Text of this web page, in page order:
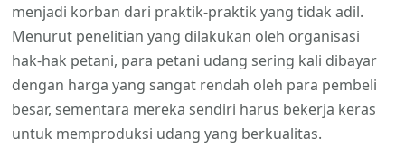
menjadi korban dari praktik-praktik yang tidak adil.
Menurut penelitian yang dilakukan oleh organisasi
hak-hak petani, para petani udang sering kali dibayar
dengan harga yang sangat rendah oleh para pembeli
besar, sementara mereka sendiri harus bekerja keras
untuk memproduksi udang yang berkualitas.